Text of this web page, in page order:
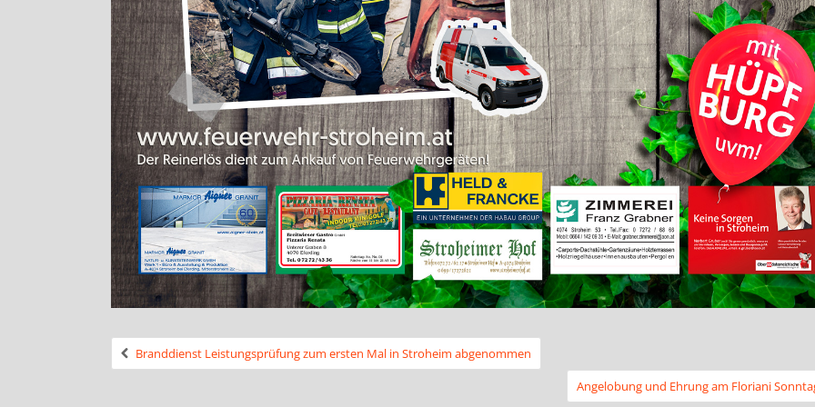
Branddienst Leistungsprüfung zum ersten Mal in Stroheim abgenommen
Angelobung und Ehrung am Floriani